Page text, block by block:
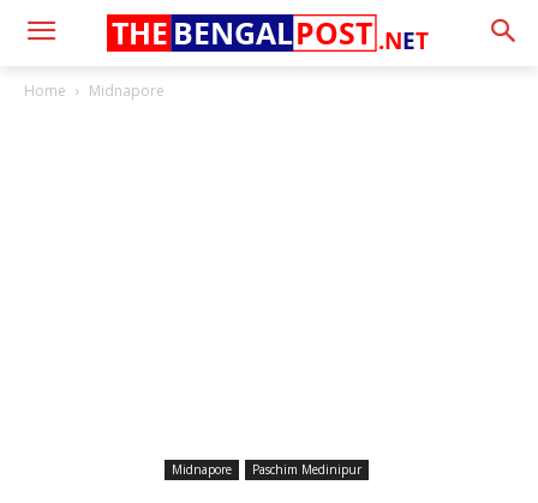
.NET
THE BENGALPOST
Home Midnapore
Midnapore Paschim Medinipur